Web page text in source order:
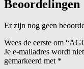
Beoordelingen
Er zijn nog geen
Wees de eerste om
Je e-mailadres wordt
gemarkeerd met *